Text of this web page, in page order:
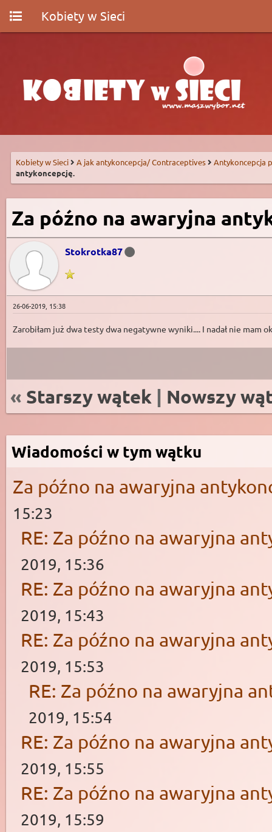
Kobiety w Sieci
Kobiety w Sieci A jak antykoncepcja/ Contraceptives
Antykoncepcja
antykoncepcję.
Za późno na awaryjna
Stokrotka87
26-06-2019, 15:38
Zarobiłam już dwa testy dwa negatywne wyniki.... I nadał nie mam
« Starszy wątek | Nowszy
Wiadomości w tym wątku
Za późno na awaryjna
15:23
RE: Za późno na awaryjna
2019, 15:36
RE: Za późno na awaryjna
2019, 15:43
RE: Za późno na awaryjna
2019, 15:53
RE: Za późno na awaryjna
2019, 15:54
RE: Za późno na awaryjna
2019, 15:55
RE: Za późno na awaryjna
2019, 15:59